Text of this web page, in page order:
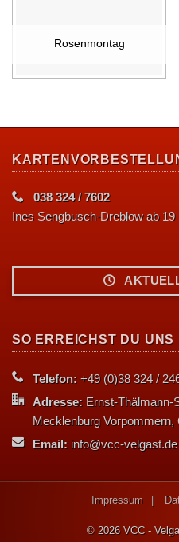
Rosenmontag
SO ERREICHST DU UNS
Telefon: +49 (0)38 324 /
Adresse: Ernst-Thälmann-
Mecklenburg Vorpommern,
Email: info@vcc-velgast.de
038 324 / 7602
Ines Sengbusch-Dreblow ab 19
Impressum
© 2026 VCC -